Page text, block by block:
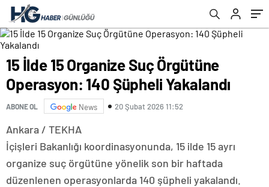
15 İlde 15 Organize Suç Örgütüne
Operasyon: 140 Şüpheli Yakalandı
ABONE OL News 20 Şubat 2026 11:52
Ankara / TEKHA
İçişleri Bakanlığı koordinasyonunda, 15 ilde 15 ayrı
organize suç örgütüne yönelik son bir haftada
düzenlenen operasyonlarda 140 şüpheli yakalandı.